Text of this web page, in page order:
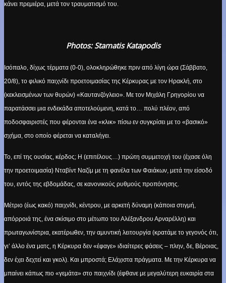
κάνει πρεμιέρα, μετά τον τραυματισμό του.
Photos: Stamatis Katapodis
Ισόπαλο, δίχως τέρματα (0-0), ολοκληρώθηκε πριν από λίγη ώρα (Σάββατο,
20/8), το φιλικό παιχνίδι προετοιμασίας της Κέρκυρας με τον Ηρακλή, στο
(κεκλεισμένων των θυρών) «Καυτανζόγλειο». Με τον Μιχάλη Γρηγορίου να
παρατάσσει μια ενδεκάδα αποτελούμενη, κατά το… πολύ πλέον, από
ποδοσφαιριστές που φέρονται ένα «κλικ» πίσω εν συγκρίσει με το «βασικό»
σχήμα, στο οποίο φέρεται να καταλήγει.
Το, επί της ουσίας, κέρδος; Η (επιτέλους…) πρώτη συμμετοχή του (έχασε όλη
την προετοιμασία) Νταβίντ Ναζίμ με τη φανέλα των Φαιάκων, μετά την είσοδό
του, εντός της εβδομάδας, σε κανονικούς ρυθμούς προπόνησης.
Μέτριο (έως κακό) παιχνίδι, κέντρου, με αρκετή δύναμη (κάποια στιγμή,
απόρροιά της, ένα σκίσιμο στο μέτωπο του Αλέξανδρου Αρναρέλλη) και
πρωταγωνίστρια, εκατέρωθεν, την αμυντική λειτουργία (κρατάμε το γεγονός ότι,
γι’ άλλο ένα ματς, η Κέρκυρα δεν «έφαγε» ιδιαίτερες φάσεις – πλην, δε, Βέροιας,
δεν έχει δεχτεί και γκολ). Και μπροστά; Ελάχιστα πράγματα. Με την Κέρκυρα να
μπαίνει κάπως πιο «γεμάτα» στο παιχνίδι (έφθανε με μεγαλύτερη ευκαιρία στα